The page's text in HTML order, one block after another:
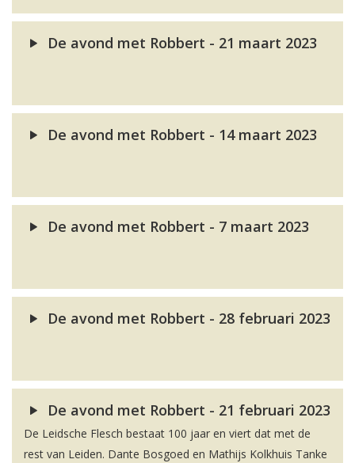
De avond met Robbert - 21 maart 2023
De avond met Robbert - 14 maart 2023
De avond met Robbert - 7 maart 2023
De avond met Robbert - 28 februari 2023
De avond met Robbert - 21 februari 2023
De Leidsche Flesch bestaat 100 jaar en viert dat met de
rest van Leiden. Dante Bosgoed en Mathijs Kolkhuis Tanke